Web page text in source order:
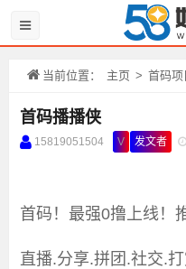
当前位置： 主页 > 首码项
首码播播侠
15819051504 V 发文者
首码！最强0撸上线！
直播.分享.拼团.社交.